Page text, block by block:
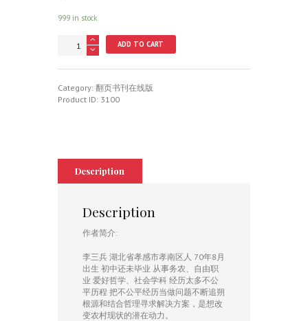
999 in stock
ADD TO CART
Category: 翻页书刊在线版
Product ID: 3100
Description
Description
作者简介:
李三兵 湖北省孝感市孝南区人 70年8月
出生 初中还未毕业 从事务农、自由职
业 爱好哲学、社会学科 经历太多不公
平历程 把不公平经历当做问题不断追朔
根源和结合哲理寻求解决方案，是想改
变农村现状的潜在动力。